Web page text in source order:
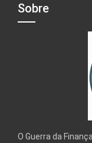
Sobre
O Guerra da